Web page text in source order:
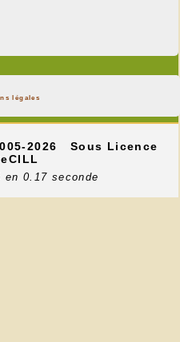
légales
2026
Sous Licence
en 0.17 seconde